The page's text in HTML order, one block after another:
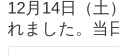
12月14日（土
れました。当